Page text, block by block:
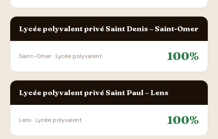
Lycée polyvalent privé Saint Denis – Saint-Omer
Saint-Omer · Lycée polyvalent 100%
Lycée polyvalent privé Saint Paul – Lens
Lens · Lycée polyvalent 100%